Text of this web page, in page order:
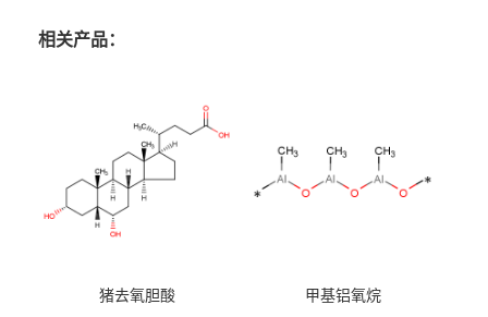
相关产品：
猪去氧胆酸 甲基铝氧烷